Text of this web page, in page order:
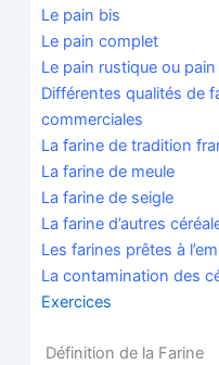
Le pain bis
Le pain complet
Le pain rus­tique ou
Dif­fé­rentes qua­li­tés de
commerciales
La farine de tra­di­tion
La farine de meule
La farine de seigle
La farine d’autres
Les farines prêtes à
La conta­mi­na­tion des
Exer­cices
Défi­ni­tion de la Farine